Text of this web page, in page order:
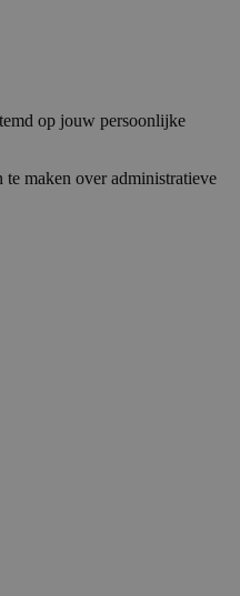
op jouw persoonlijke
maken over administratieve